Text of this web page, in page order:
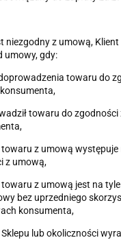
z umową, Klient
umowy, gdy:
towaru do
towaru do
z umową występuje
z umową,
z umową jest na
bez uprzedniego
konsumenta,
lub okoliczności